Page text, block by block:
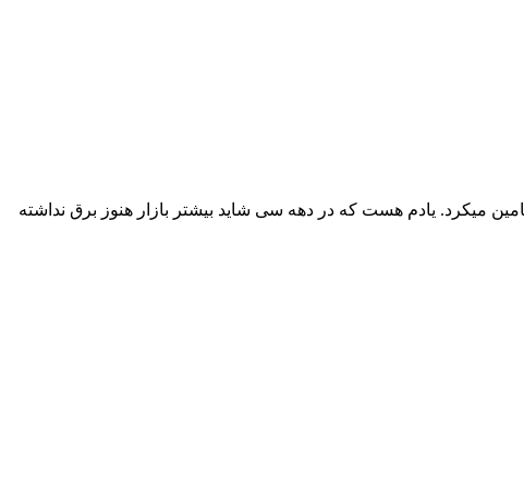
میکرد. یادم هست که در دهه سی‌ شاید بیشتر بازار هنوز برق نداشته